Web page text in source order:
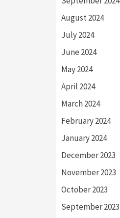
August 2024
July 2024
June 2024
May 2024
April 2024
March 2024
February 2024
January 2024
December 2023
November 2023
October 2023
September 2023